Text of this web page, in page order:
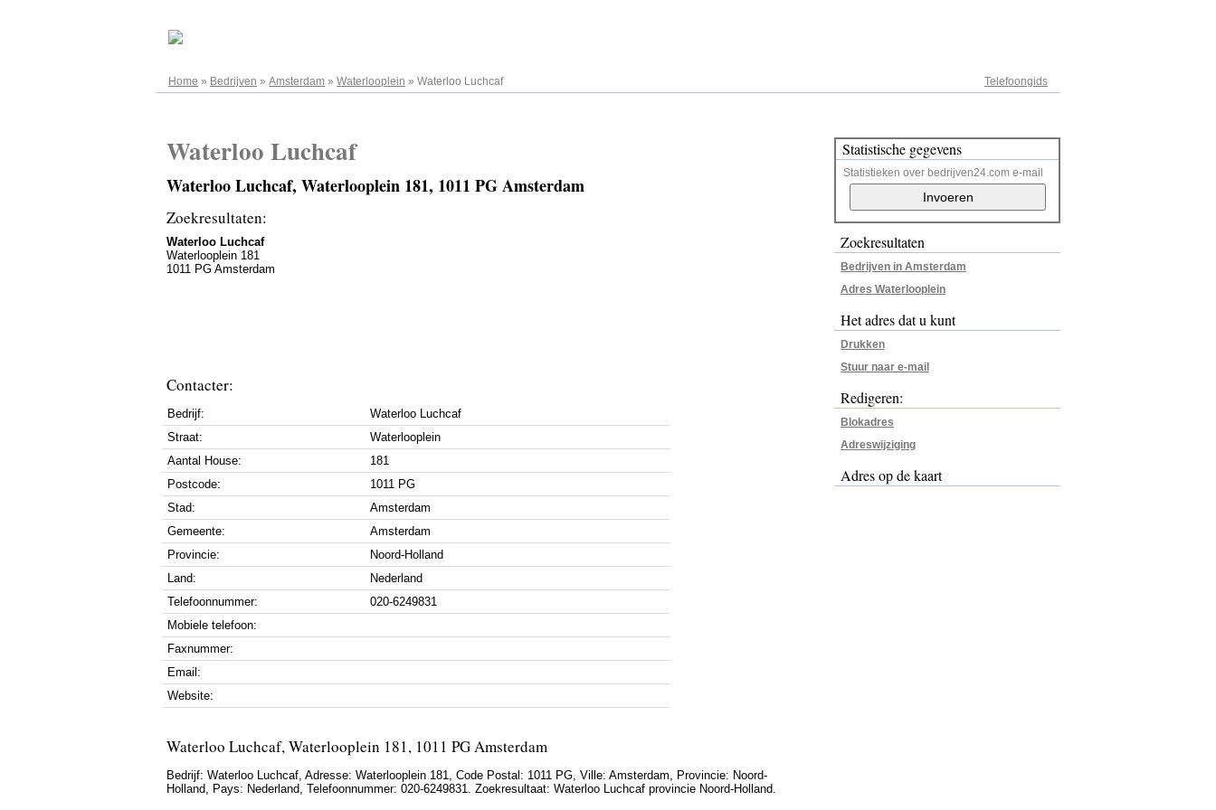
Telefoongids
Home » Bedrijven » Amsterdam » Waterlooplein » Waterloo Luchcaf
Waterloo Luchcaf
Waterloo Luchcaf, Waterlooplein 181, 1011 PG Amsterdam
Zoekresultaten:
Waterloo Luchcaf
Waterlooplein 181
1011 PG Amsterdam
Contacter:
Bedrijf:
Waterloo Luchcaf
Straat:
Waterlooplein
Aantal House:
181
Postcode:
1011 PG
Stad:
Amsterdam
Gemeente:
Amsterdam
Provincie:
Noord-Holland
Land:
Nederland
Telefoonnummer:
020-6249831
Mobiele telefoon:
Faxnummer:
Email:
Website:
Waterloo Luchcaf, Waterlooplein 181, 1011 PG Amsterdam
Bedrijf: Waterloo Luchcaf, Adresse: Waterlooplein 181, Code Postal: 1011 PG, Ville: Amsterdam, Provincie: Noord-
Holland, Pays: Nederland, Telefoonnummer: 020-6249831. Zoekresultaat: Waterloo Luchcaf provincie Noord-Holland.
Statistische gegevens
Statistieken over bedrijven24.com e-mail
Zoekresultaten
Bedrijven in Amsterdam
Adres Waterlooplein
Het adres dat u kunt
Drukken
Stuur naar e-mail
Redigeren:
Blokadres
Adreswijziging
Adres op de kaart